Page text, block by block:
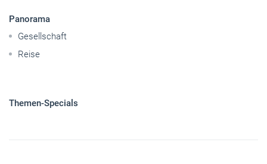
Panorama
Gesellschaft
Reise
Themen-Specials